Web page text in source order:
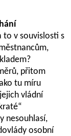
to v souvislosti s
přitom
tu míru
vládní
nesouhlasí,
osobní